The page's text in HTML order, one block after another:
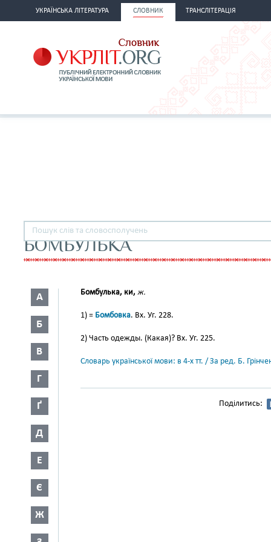
УКРАЇНСЬКА ЛІТЕРАТУРА СЛОВНИК ТРАНСЛІТЕРАЦІЯ
БОМБУЛЬКА
А
Б
В
Г
Ґ
Д
Е
Є
Ж
Бомбулька, ки, ж.
1) = Бомбовка. Вх. Уг. 228.
2) Часть одежды. (Какая)? Вх. Уг. 225.
Словарь української мови: в 4-х тт. / За ред. Б.
Поділитись: